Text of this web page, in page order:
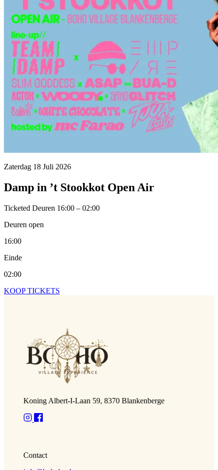
Zaterdag 18 Juli 2026
Damp in ’t Stookkot Open Air
Ticketed Deuren 16:00 – 02:00
Deuren open
16:00
Einde
02:00
KOOP TICKETS
Koning Albert-I-Laan 59, 8370 Blankenberge
Contact